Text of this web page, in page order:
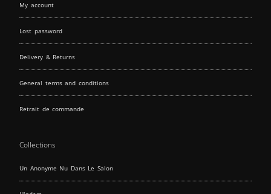
My account
Lost password
Delivery & Returns
General terms and conditions
Retrait de commande
Collections
Un Anonyme Nu Dans Le Salon